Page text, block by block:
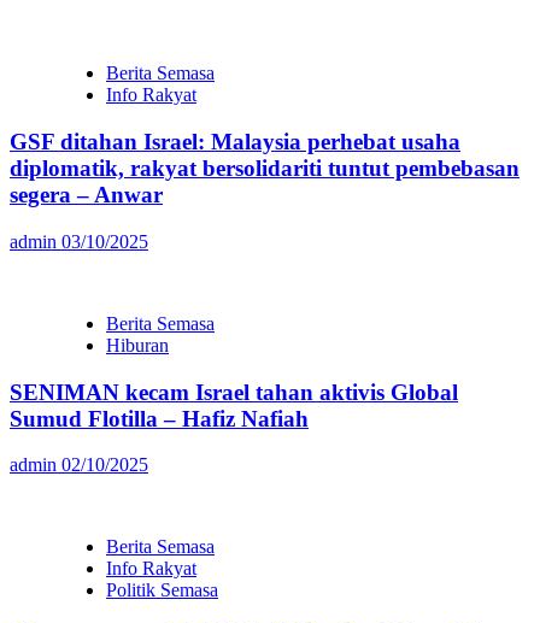
Berita Semasa
Info Rakyat
GSF ditahan Israel: Malaysia perhebat usaha
diplomatik, rakyat bersolidariti tuntut pembebasan
segera – Anwar
admin 03/10/2025
Berita Semasa
Hiburan
SENIMAN kecam Israel tahan aktivis Global
Sumud Flotilla – Hafiz Nafiah
admin 02/10/2025
Berita Semasa
Info Rakyat
Politik Semasa